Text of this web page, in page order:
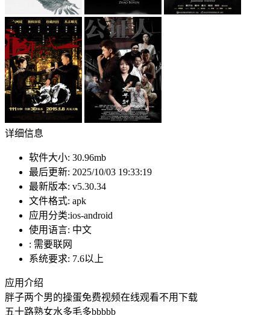
详细信息
软件大小: 30.96mb
最后更新: 2025/10/03 19:33:19
最新版本: v5.30.34
文件格式: apk
应用分类:ios-android
使用语言: 中文
: 需要联网
系统要求: 7.6以上
应用介绍
胖子两个男的操蛋免费视频在线观看不用下载
五十路熟女水多毛多bbbbb